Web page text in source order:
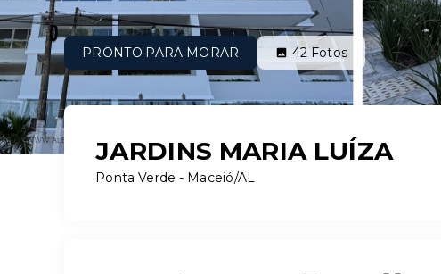
PRONTO PARA MORAR 42Fotos
JARDINS MARIA LUÍZA
Ponta Verde - Maceió/AL